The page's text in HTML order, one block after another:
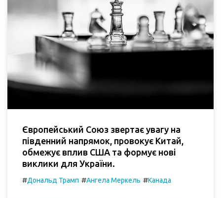
Європейський Союз звертає увагу на
південний напрямок, провокує Китай,
обмежує вплив США та формує нові
виклики для України.
#Дональд Трамп #Ангела Меркель #Канада